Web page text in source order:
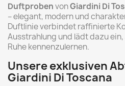
DuftprobenvonGiardini Di
– elegant, modern und
Duftlinie verbindet raffinierte
Ausstrahlung und lädt dazu
Ruhe kennenzulernen.
Unsere exklusiven
Giardini Di Toscana